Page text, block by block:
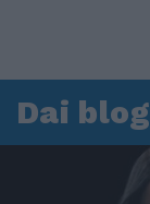
Dai blog